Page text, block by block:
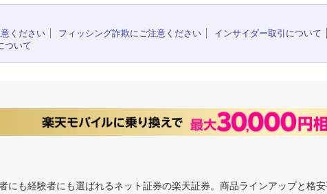
ください
フィッシング詐欺にご注意ください インサイダー取引について
ついて
にも経験者にも選ばれるネット証券の楽天証券。商品ラインアップと格